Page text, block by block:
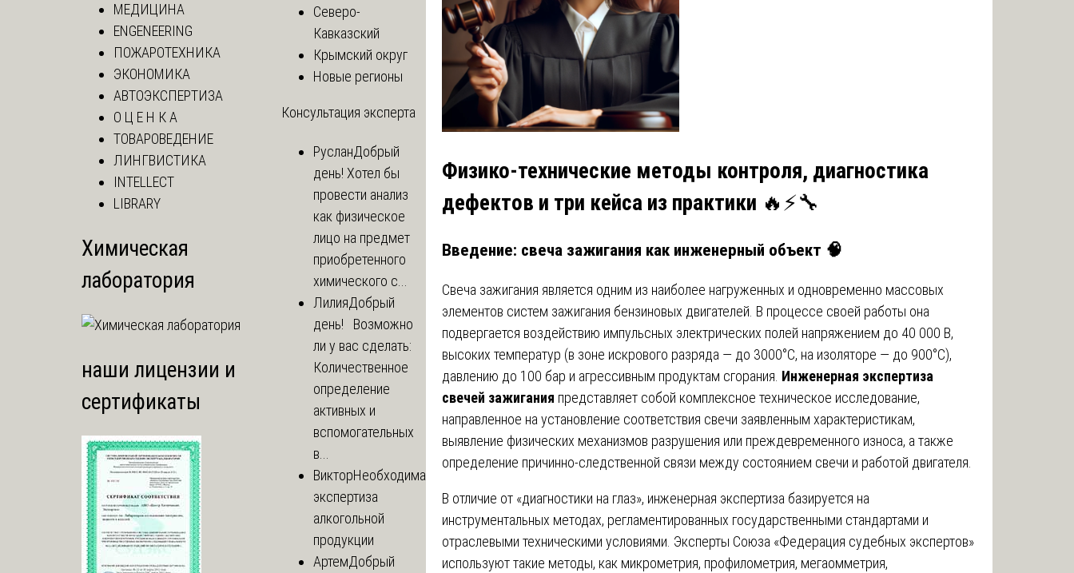
Физико-технические методы контроля, диагностика
дефектов и три кейса из практики 🔥⚡🔧
Введение: свеча зажигания как инженерный объект 🧠
Свеча зажигания является одним из наиболее нагруженных и одновременно массовых
элементов систем зажигания бензиновых двигателей. В процессе своей работы она
подвергается воздействию импульсных электрических полей напряжением до 40 000 В,
высоких температур (в зоне искрового разряда — до 3000°C, на изоляторе — до 900°C),
давлению до 100 бар и агрессивным продуктам сгорания. Инженерная экспертиза
свечей зажигания представляет собой комплексное техническое исследование,
направленное на установление соответствия свечи заявленным характеристикам,
выявление физических механизмов разрушения или преждевременного износа, а также
определение причинно-следственной связи между состоянием свечи и работой двигателя.
В отличие от «диагностики на глаз», инженерная экспертиза базируется на
инструментальных методах, регламентированных государственными стандартами и
отраслевыми техническими условиями. Эксперты Союза «Федерация судебных экспертов»
используют такие методы, как микрометрия, профилометрия, мегаомметрия,
МЕДИЦИНА
ENGENEERING
ПОЖАРОТЕХНИКА
ЭКОНОМИКА
АВТОЭКСПЕРТИЗА
О Ц Е Н К А
ТОВАРОВЕДЕНИЕ
ЛИНГВИСТИКА
INTELLECT
LIBRARY
Химическая
лаборатория
наши лицензии и
сертификаты
Северо-
Кавказский
Крымский округ
Новые регионы
Консультация эксперта
РусланДобрый
день! Хотел бы
провести анализ
как физическое
лицо на предмет
приобретенного
химического с...
ЛилияДобрый
день! Возможно
ли у вас сделать:
Количественное
определение
активных и
вспомогательных
в...
ВикторНеобходима
экспертиза
алкогольной
продукции
АртемДобрый